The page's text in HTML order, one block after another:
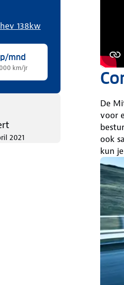
138kw
p/mnd
km/jr
2021
De
voor
ook
kun